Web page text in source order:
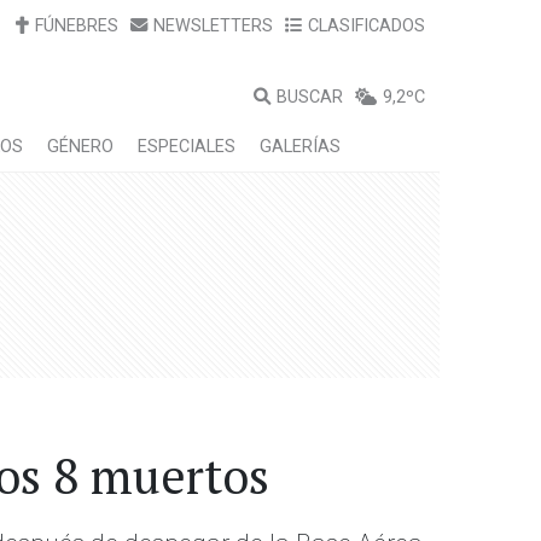
FÚNEBRES NEWSLETTERS CLASIFICADOS
BUSCAR 9,2ºC
GÉNERO ESPECIALES GALERÍAS
8 muertos